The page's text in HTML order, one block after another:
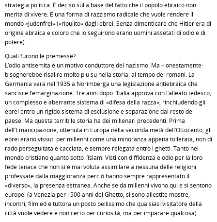
strategia politica. È deciso sulla base del fatto che il popolo ebraico non
merita di vivere. È una forma di razzismo radicale che vuole rendere il
mondo «Judenfrei» («ripulito» dagli ebrei. Senza dimenticare che Hitler era di
origine ebraica e coloro che lo seguirono erano uomini assetati di odio e di
potere).
Quali furono le premesse?
L’odio antisemita è un motivo conduttore del nazismo. Ma – onestamente-
bisognerebbe risalire molto più su nella storia: al tempo dei romani. La
Germania vara nel 1935 a Norimberga una legislazione antiebraica che
sancisce l’emarginazione. Tre anni dopo l’Italia approva con l’alleato tedesco,
un complesso e aberrante sistema di «difesa della razza», rinchiudendo gli
ebrei entro un rigido sistema di esclusione e separazione dal resto del
paese. Ma questa terribile storia ha dei millenari precedenti. Prima
dell’Emancipazione, ottenuta in Europa nella seconda metà dell’Ottocento, gli
ebrei erano vissuti per millenni come una minoranza appena tollerata, non di
rado perseguitata e cacciata, e sempre relegata entro i ghetti. Tanto nel
mondo cristiano quanto sotto l’Islam. Visti con diffidenza e odio per la loro
fede tenace che non si è mai voluta assimilare a nessuna delle religioni
professate dalla maggioranza perciò hanno sempre rappresentato il
«diverso», la presenza estranea. Anche se da millenni vivono qui e si sentono
europei (a Venezia per i 500 anni del Ghetto, si sono allestite mostre,
incontri, film ed è tuttora un posto bellissimo che qualsiasi visitatore della
città vuole vedere e non certo per curiosità, ma per imparare qualcosa).